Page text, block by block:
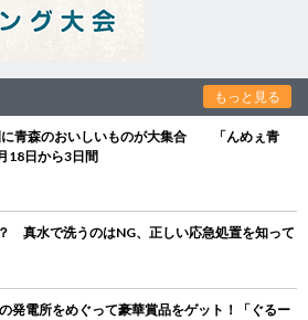
もっと見る
に青森のおいしいものが大集合 「んめぇ青
18日から3日間
真水で洗うのはNG、正しい応急処置を知って
発電所をめぐって豪華賞品をゲット！「ぐるー